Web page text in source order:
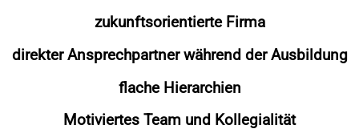
zukunftsorientierte Firma
direkter Ansprechpartner während der Ausbildung
flache Hierarchien
Motiviertes Team und Kollegialität